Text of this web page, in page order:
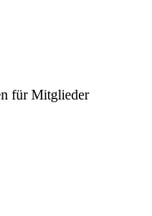
für Mitglieder